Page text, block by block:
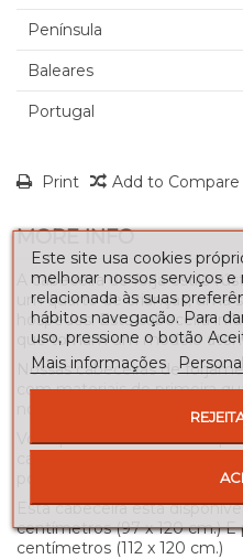
Península
Baleares
Portugal
Print Add to Compare
MORE INFO
A cabeceira de forja estilo
um quarto de crianças, uma
hóspedes. Esta cabeceira
que tornam um modelo
Nossas cabeceiras de
com materiais de primeira
no forno, o que garante
Você pode combinar este
cabeceira de ferro, um
poleiro permanente original.
Esta cabeceira está
centímetros (97 x 120 cm.) E
centímetros (112 x 120 cm.)
Este site usa cookies
melhorar nossos serviços
relacionada às suas
hábitos navegação. Para
uso, pressione o botão
Mais informações